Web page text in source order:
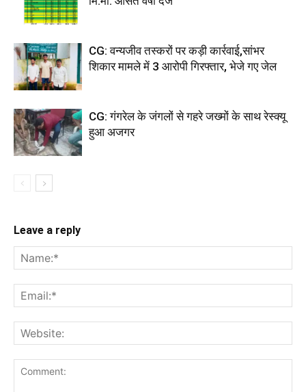
CG: वन्यजीव तस्करों पर कड़ी कार्रवाई,सांभर
शिकार मामले में 3 आरोपी गिरफ्तार, भेजे गए जेल
CG: गंगरेल के जंगलों से गहरे जख्मों के साथ रेस्क्यू
हुआ अजगर
Leave a reply